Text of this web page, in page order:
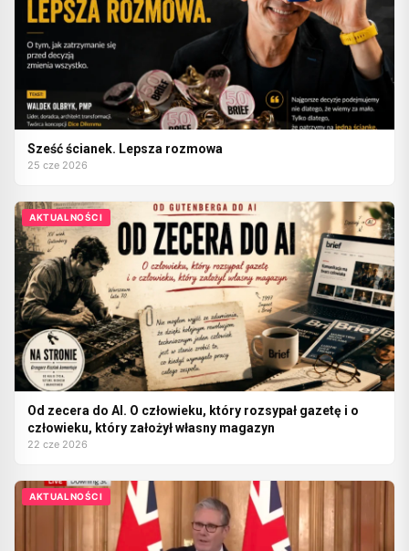
Sześć ścianek. Lepsza rozmowa
25 cze 2026
AKTUALNOŚCI
Od zecera do AI. O człowieku, który rozsypał gazetę i o
człowieku, który założył własny magazyn
22 cze 2026
AKTUALNOŚCI